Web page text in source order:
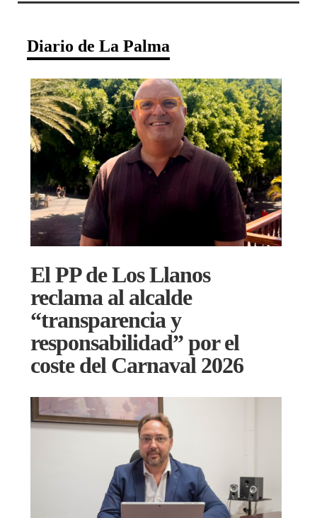
Diario de La Palma
El PP de Los Llanos
reclama al alcalde
“transparencia y
responsabilidad” por el
coste del Carnaval 2026